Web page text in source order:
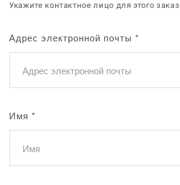
Укажите контактное лицо для этого
Адрес электронной почты *
Имя *